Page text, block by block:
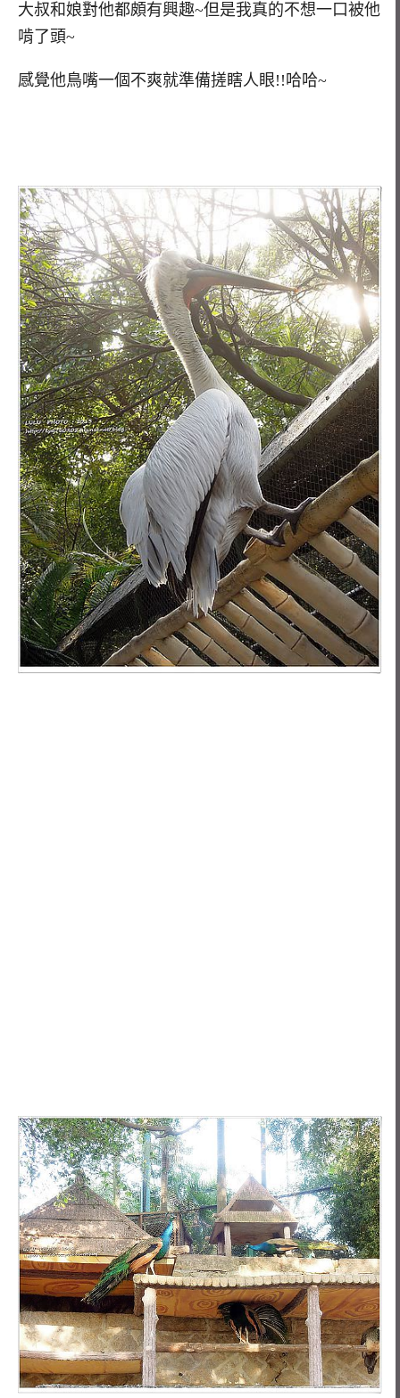
大叔和娘對他都頗有興趣~但是我真的不想一口被他
啃了頭~
感覺他鳥嘴一個不爽就準備搓瞎人眼!!哈哈~